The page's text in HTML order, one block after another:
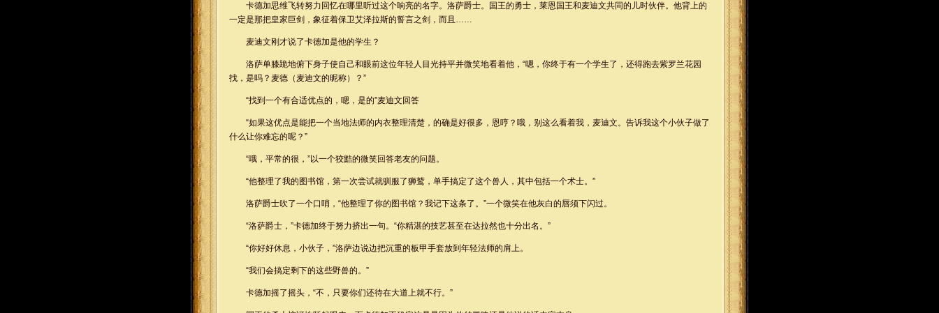
卡德加思维飞转努力回忆在哪里听过这个响亮的名字。洛萨爵士。国王的勇士，莱恩国王和麦迪文共同的儿时伙伴。他背上的
一定是那把皇家巨剑，象征着保卫艾泽拉斯的誓言之剑，而且……
麦迪文刚才说了卡德加是他的学生？
洛萨单膝跪地俯下身子使自己和眼前这位年轻人目光持平并微笑地看着他，“嗯，你终于有一个学生了，还得跑去紫罗兰花园
找，是吗？麦德（麦迪文的昵称）？”
“找到一个有合适优点的，嗯，是的”麦迪文回答
“如果这优点是能把一个当地法师的内衣整理清楚，的确是好很多，恩哼？哦，别这么看着我，麦迪文。告诉我这个小伙子做了
什么让你难忘的呢？”
“哦，平常的很，”以一个狡黠的微笑回答老友的问题。
“他整理了我的图书馆，第一次尝试就驯服了狮鹫，单手搞定了这个兽人，其中包括一个术士。”
洛萨爵士吹了一个口哨，“他整理了你的图书馆？我记下这条了。”一个微笑在他灰白的唇须下闪过。
“洛萨爵士，”卡德加终于努力挤出一句。“你精湛的技艺甚至在达拉然也十分出名。”
“你好好休息，小伙子，”洛萨边说边把沉重的板甲手套放到年轻法师的肩上。
“我们会搞定剩下的这些野兽的。”
卡德加摇了摇头，“不，只要你们还待在大道上就不行。”